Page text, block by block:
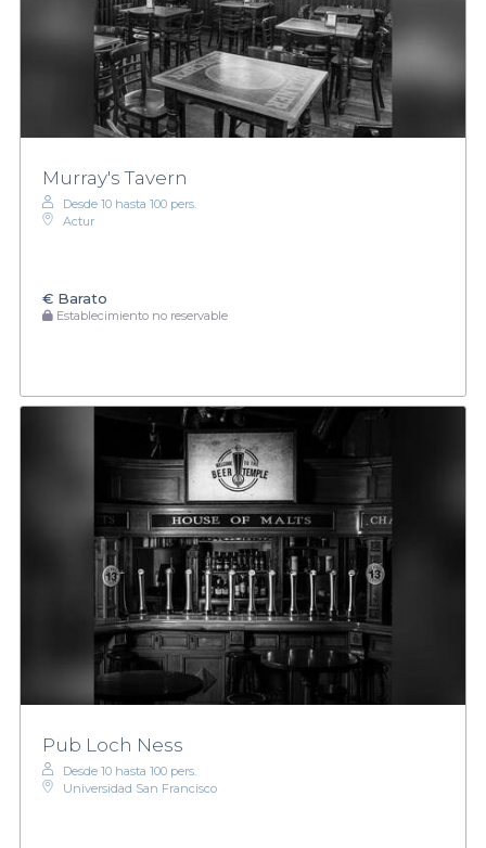
Murray's Tavern
Desde 10 hasta 100 pers.
Actur
€ Barato
Establecimiento no reservable
Pub Loch Ness
Desde 10 hasta 100 pers.
Universidad San Francisco